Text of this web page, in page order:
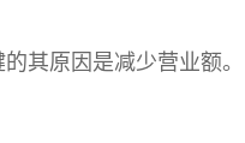
其原因是减少营业额。